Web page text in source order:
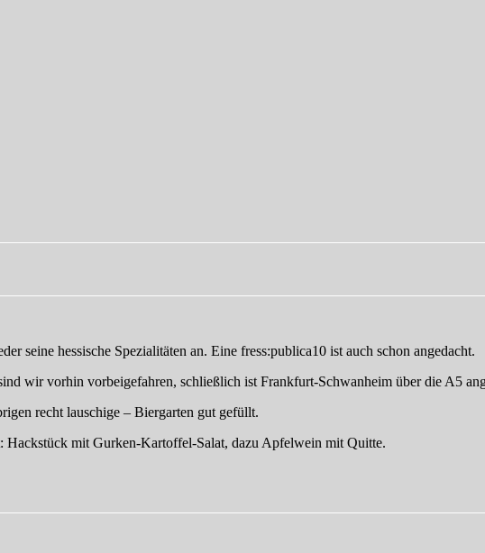
seine hessische Spezialitäten an. Eine fress:publica10 ist auch schon angedacht.
wir vorhin vorbeigefahren, schließlich ist Frankfurt-Schwanheim über die A5
recht lauschige – Biergarten gut gefüllt.
Hackstück mit Gurken-Kartoffel-Salat, dazu Apfelwein mit Quitte.